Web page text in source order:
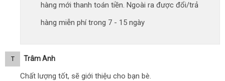
hàng mới thanh toán tiền. Ngoài ra được đổi/trả
hàng miễn phí trong 7 - 15 ngày
T Trâm Anh
Chất lượng tốt, sẽ giới thiệu cho bạn bè.